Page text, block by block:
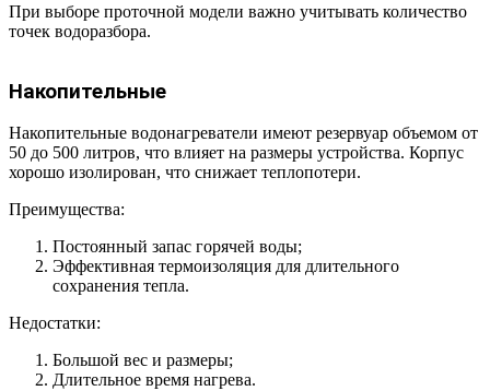
При выборе проточной модели важно учитывать количество
точек водоразбора.
Накопительные
Накопительные водонагреватели имеют резервуар объемом от
50 до 500 литров, что влияет на размеры устройства. Корпус
хорошо изолирован, что снижает теплопотери.
Преимущества:
Постоянный запас горячей воды;
Эффективная термоизоляция для длительного
сохранения тепла.
Недостатки:
Большой вес и размеры;
Длительное время нагрева.